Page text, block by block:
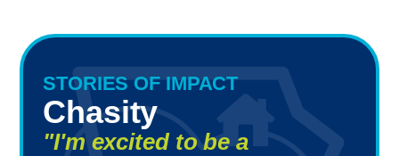
STORIES OF IMPACT
Chasity
"I'm excited to be a